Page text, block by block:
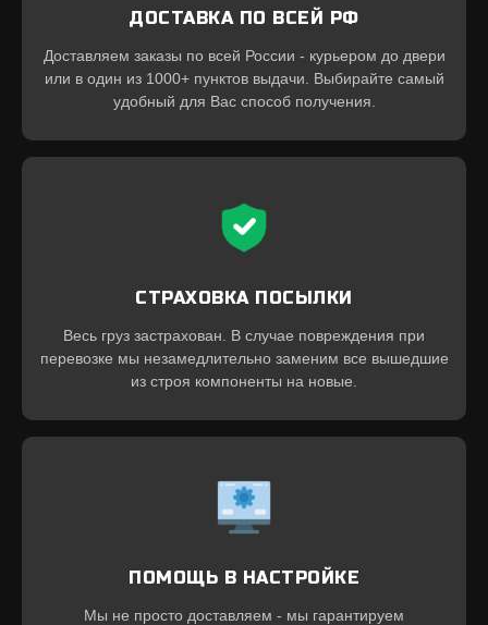
ДОСТАВКА ПО ВСЕЙ РФ
Доставляем заказы по всей России - курьером до двери
или в один из 1000+ пунктов выдачи. Выбирайте самый
удобный для Вас способ получения.
СТРАХОВКА ПОСЫЛКИ
Весь груз застрахован. В случае повреждения при
перевозке мы незамедлительно заменим все вышедшие
из строя компоненты на новые.
ПОМОЩЬ В НАСТРОЙКЕ
Мы не просто доставляем - мы гарантируем